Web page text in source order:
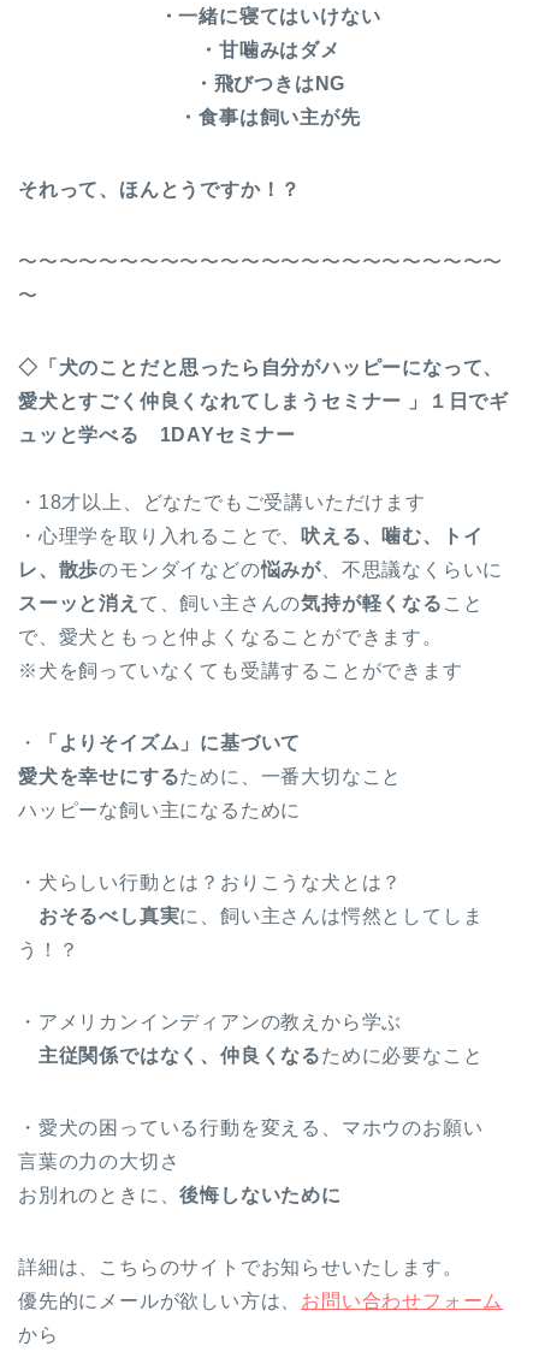
・一緒に寝てはいけない
・甘噛みはダメ
・飛びつきはNG
・食事は飼い主が先
それって、ほんとうですか！？
〜〜〜〜〜〜〜〜〜〜〜〜〜〜〜〜〜〜〜〜〜〜〜〜
〜
◇「犬のことだと思ったら自分がハッピーになって、
愛犬とすごく仲良くなれてしまうセミナー 」１日でギ
ュッと学べる 1DAYセミナー
・18才以上、どなたでもご受講いただけます
・心理学を取り入れることで、
吠える、噛む、トイ
レ、散歩のモンダイなどの悩みが 、不思議なくらいに
スーッと消え て、飼い主さんの気持が軽くなる こと
で、愛犬ともっと仲よくなることができます。
※犬を飼っていなくても受講することができます
・
「よりそイズム」に基づいて
愛犬を幸せにするために、一番大切なこと
ハッピーな飼い主になるために
・犬らしい行動とは？おりこうな犬とは？
おそるべし真実に、飼い主さんは愕然としてしま
う！？
・アメリカンインディアンの教えから学ぶ
主従関係ではなく、仲良くなるために必要なこと
・愛犬の困っている行動を変える、マホウのお願い
言葉の力の大切さ
お別れのときに、後悔しないために
詳細は、こちらのサイトでお知らせいたします。
優先的にメールが欲しい方は、 お問い合わせフォーム
から